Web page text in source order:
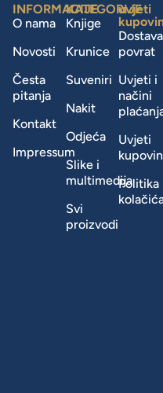
INFORMACIJE
O nama
Novosti
Česta
pitanja
Kontakt
Impressum
KATEGORIJE
Knjige
Krunice
Suveniri
Nakit
Odjeća
Slike i
multimedija
Svi
proizvodi
uvjeti
povrat
Uvjeti i
načini
Uvjeti
Politika